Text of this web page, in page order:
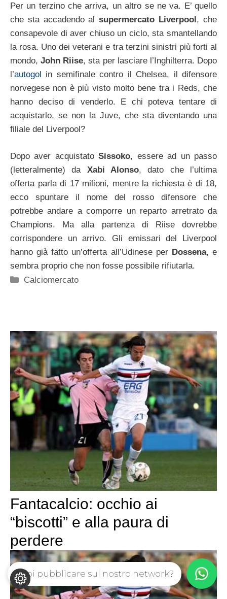
Per un terzino che arriva, un altro se ne va. E’ quello
che sta accadendo alsupermercato Liverpool , che
consapevole di aver chiuso un ciclo, sta smantellando
la rosa. Uno dei veterani e tra terzini sinistri più forti al
mondo,John Riise, sta per lasciare l’Inghilterra. Dopo
l’autogol
in semifinale contro il Chelsea, il difensore
norvegese non è più visto molto bene tra i Reds, che
hanno deciso di venderlo. E chi poteva tentare di
acquistarlo, se non la Juve, che sta diventando una
filiale del Liverpool?
Dopo aver acquistatoSissoko, essere ad un passo
(letteralmente) da Xabi Alonso, dato che l’ultima
offerta parla di 17 milioni, mentre la richiesta è di 18,
ecco spuntare il nome del rosso difensore che
potrebbe andare a comporre un reparto arretrato da
Champions. Ma alla partenza di Riise dovrebbe
corrispondere un arrivo. Gli emissari del Liverpool
hanno già fatto un’offerta all’Udinese per Dossena, e
sembra proprio che non fosse possibile rifiutarla.
Categorie
Calciomercato
Fantacalcio: occhio ai
“biscotti” e alla paura di
perdere
Vuoi pubblicare sul nostro network?